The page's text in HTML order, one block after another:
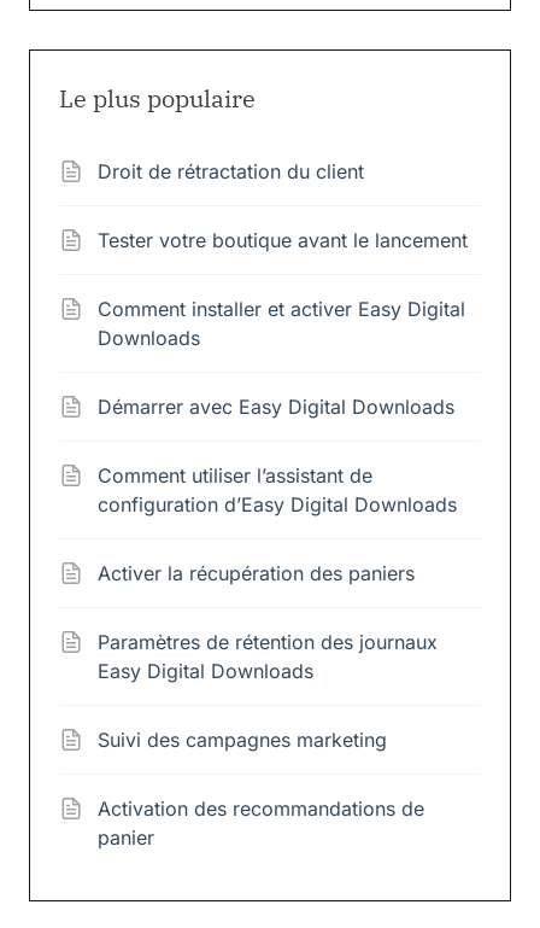
Le plus populaire
Droit de rétractation du client
Tester votre boutique avant le lancement
Comment installer et activer Easy Digital
Downloads
Démarrer avec Easy Digital Downloads
Comment utiliser l’assistant de
configuration d’Easy Digital Downloads
Activer la récupération des paniers
Paramètres de rétention des journaux
Easy Digital Downloads
Suivi des campagnes marketing
Activation des recommandations de
panier